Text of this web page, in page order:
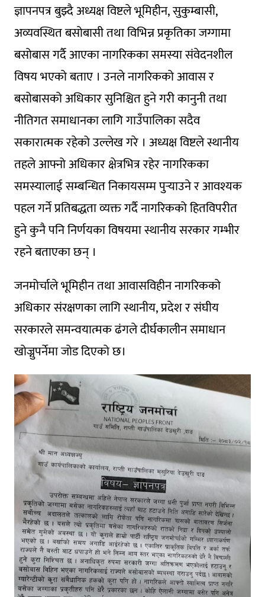
ज्ञापनपत्र बुझ्दै अध्यक्ष विष्टले भूमिहीन, सुकुम्बासी,
अव्यवस्थित बसोबासी तथा विभिन्न प्रकृतिका जग्गामा
बसोबास गर्दै आएका नागरिकका समस्या संवेदनशील
विषय भएको बताए । उनले नागरिकको आवास र
बसोबासको अधिकार सुनिश्चित हुने गरी कानुनी तथा
नीतिगत समाधानका लागि गाउँपालिका सदैव
सकारात्मक रहेको उल्लेख गरे । अध्यक्ष विष्टले स्थानीय
तहले आफ्नो अधिकार क्षेत्रभित्र रहेर नागरिकका
समस्यालाई सम्बन्धित निकायसम्म पुर्‍याउने र आवश्यक
पहल गर्ने प्रतिबद्धता व्यक्त गर्दै नागरिकको हितविपरीत
हुने कुनै पनि निर्णयका विषयमा स्थानीय सरकार गम्भीर
रहने बताएका छन् ।
जनमोर्चाले भूमिहीन तथा आवासविहीन नागरिकको
अधिकार संरक्षणका लागि स्थानीय, प्रदेश र संघीय
सरकारले समन्वयात्मक ढंगले दीर्घकालीन समाधान
खोज्नुपर्नेमा जोड दिएको छ।